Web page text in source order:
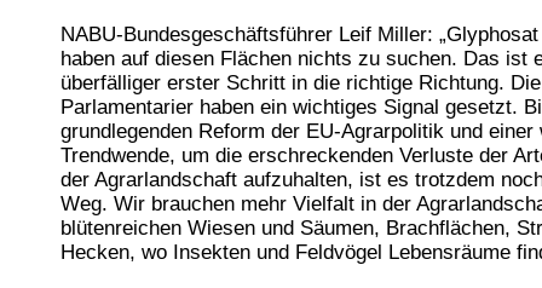
NABU-Bundesgeschäftsführer Leif Miller:
haben auf diesen Flächen nichts zu suchen. Das ist
überfälliger erster Schritt in die richtige Richtung.
Parlamentarier haben ein wichtiges Signal gesetzt.
grundlegenden Reform der EU-Agrarpolitik und einer
Trendwende, um die erschreckenden Verluste der
der Agrarlandschaft aufzuhalten, ist es trotzdem
Weg. Wir brauchen mehr Vielfalt in der
blütenreichen Wiesen und Säumen, Brachflächen,
Hecken, wo Insekten und Feldvögel Lebensräume